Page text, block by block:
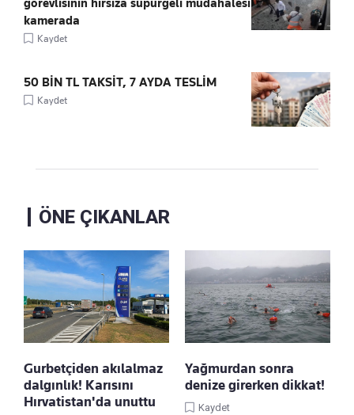
görevlisinin hırsıza süpürgeli müdahalesi
kamerada
Kaydet
50 BİN TL TAKSİT, 7 AYDA TESLİM
Kaydet
ÖNE ÇIKANLAR
Gurbetçiden akılalmaz
dalgınlık! Karısını
Hırvatistan'da unuttu
Yağmurdan sonra
denize girerken dikkat!
Kaydet